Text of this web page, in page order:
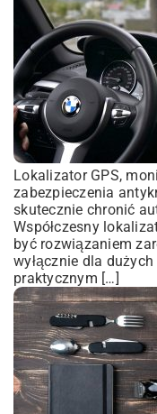
Lokalizator GPS,
zabezpieczenia
skutecznie chronić
Współczesny
być rozwiązaniem
wyłącznie dla
praktycznym […]